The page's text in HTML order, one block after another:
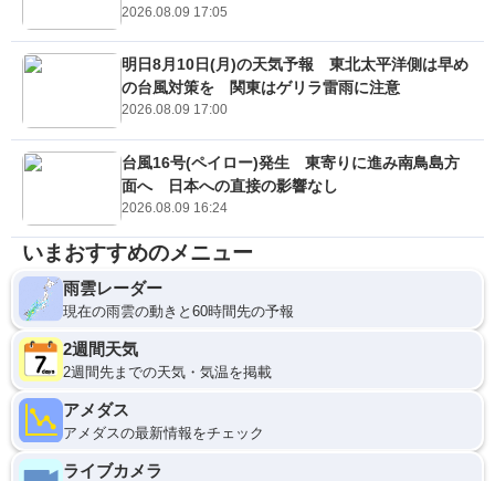
2026.08.09 17:05
明日8月10日(月)の天気予報 東北太平洋側は早め
の台風対策を 関東はゲリラ雷雨に注意
2026.08.09 17:00
台風16号(ペイロー)発生 東寄りに進み南鳥島方
面へ 日本への直接の影響なし
2026.08.09 16:24
いまおすすめのメニュー
雨雲レーダー
現在の雨雲の動きと60時間先の予報
2週間天気
2週間先までの天気・気温を掲載
アメダス
アメダスの最新情報をチェック
ライブカメラ